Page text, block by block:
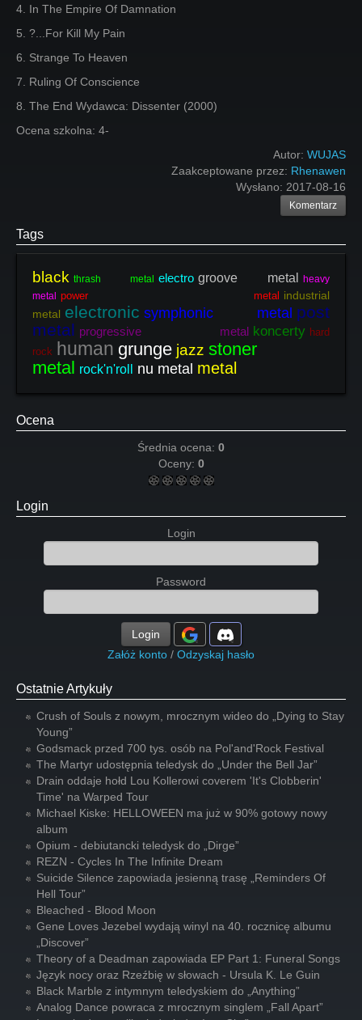
4. In The Empire Of Damnation
5. ?...For Kill My Pain
6. Strange To Heaven
7. Ruling Of Conscience
8. The End Wydawca: Dissenter (2000)
Ocena szkolna: 4-
Autor: WUJAS
Zaakceptowane przez: Rhenawen
Wysłano: 2017-08-16
Komentarz
Tags
black thrash metal electro groove metal
heavy
metal power metal industrial
metal electronic symphonic metal post
metal progressive metal koncerty hard
rock human grunge jazz stoner
metal rock'n'roll nu metal metal
Ocena
Średnia ocena: 0
Oceny: 0
Login
Login
Password
Login
Załóż konto / Odzyskaj hasło
Ostatnie Artykuły
Crush of Souls z nowym, mrocznym wideo do „Dying to Stay
Young”
Godsmack przed 700 tys. osób na Pol'and'Rock Festival
The Martyr udostępnia teledysk do „Under the Bell Jar”
Drain oddaje hołd Lou Kollerowi coverem 'It's Clobberin'
Time' na Warped Tour
Michael Kiske: HELLOWEEN ma już w 90% gotowy nowy
album
Opium - debiutancki teledysk do „Dirge”
REZN - Cycles In The Infinite Dream
Suicide Silence zapowiada jesienną trasę „Reminders Of
Hell Tour”
Bleached - Blood Moon
Gene Loves Jezebel wydają winyl na 40. rocznicę albumu
„Discover”
Theory of a Deadman zapowiada EP Part 1: Funeral Songs
Język nocy oraz Rzeźbię w słowach - Ursula K. Le Guin
Black Marble z intymnym teledyskiem do „Anything”
Analog Dance powraca z mrocznym singlem „Fall Apart”